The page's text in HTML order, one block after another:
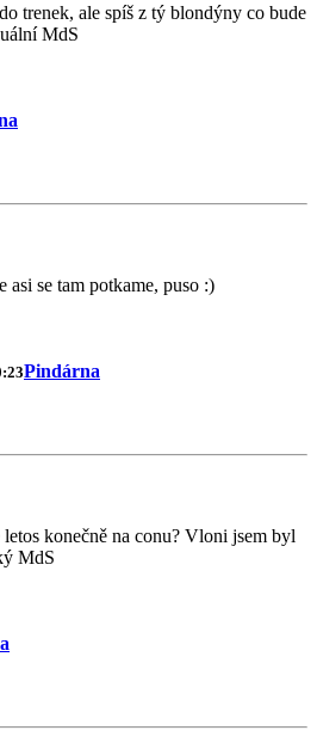
trenek, ale spíš z tý blondýny co bude
MdS
asi se tam potkame, puso :)
Pindárna
konečně na conu? Vloni jsem byl
MdS